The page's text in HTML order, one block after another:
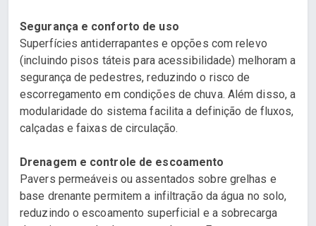
Segurança e conforto de uso
Superfícies antiderrapantes e opções com relevo
(incluindo pisos táteis para acessibilidade) melhoram a
segurança de pedestres, reduzindo o risco de
escorregamento em condições de chuva. Além disso, a
modularidade do sistema facilita a definição de fluxos,
calçadas e faixas de circulação.
Drenagem e controle de escoamento
Pavers permeáveis ou assentados sobre grelhas e
base drenante permitem a infiltração da água no solo,
reduzindo o escoamento superficial e a sobrecarga